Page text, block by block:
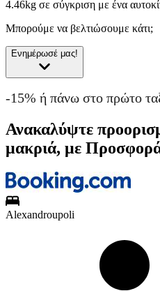
4.46kg σε σύγκριση με ένα
Μπορούμε να βελτιώσουμε κάτι;
Ενημέρωσέ μας!
-15% ή πάνω στο πρώτο
Ανακαλύψτε
μακριά, με
Alexandroupoli